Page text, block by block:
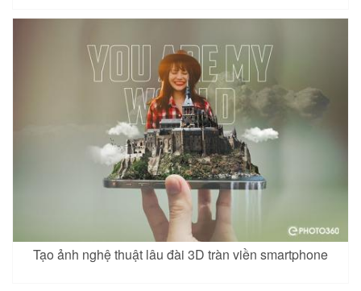
Tạo ảnh nghệ thuật lâu đài 3D tràn viền smartphone